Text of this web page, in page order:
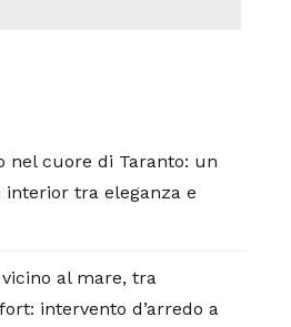
nel cuore di Taranto: un
interior tra eleganza e
al mare, tra
intervento d’arredo a